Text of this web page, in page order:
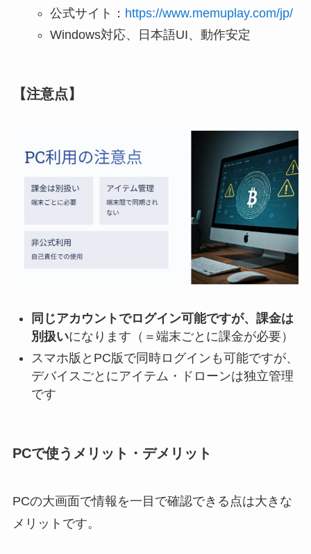
公式サイト： https://www.memuplay.com/jp/
Windows対応、日本語UI、動作安定
【注意点】
同じアカウントでログイン可能ですが、課金は
別扱いになります（＝端末ごとに課金が必要）
スマホ版とPC版で同時ログインも可能ですが、
デバイスごとにアイテム・ドローンは独立管理
です
PCで使うメリット・デメリット
PCの大画面で情報を一目で確認できる点は大きな
メリットです。